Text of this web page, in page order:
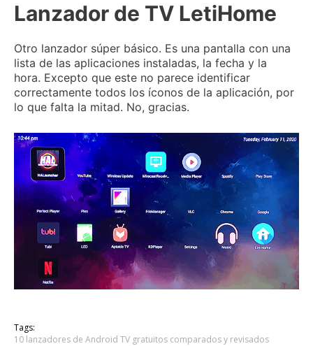
Lanzador de TV LetiHome
Otro lanzador súper básico. Es una pantalla con una
lista de las aplicaciones instaladas, la fecha y la
hora. Excepto que este no parece identificar
correctamente todos los íconos de la aplicación, por
lo que falta la mitad. No, gracias.
Tags:
10 lanzadores de Android TV gratuitos comparados y revisados